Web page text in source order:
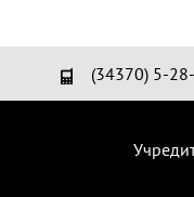
(34370) 5-